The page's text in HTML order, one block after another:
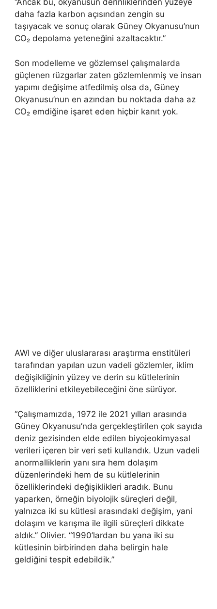
“Ancak bu, okyanusun derinliklerinden yüzeye
daha fazla karbon açısından zengin su
taşıyacak ve sonuç olarak Güney Okyanusu’nun
CO₂ depolama yeteneğini azaltacaktır.”
Son modelleme ve gözlemsel çalışmalarda
güçlenen rüzgarlar zaten gözlemlenmiş ve insan
yapımı değişime atfedilmiş olsa da, Güney
Okyanusu’nun en azından bu noktada daha az
CO₂ emdiğine işaret eden hiçbir kanıt yok.
AWI ve diğer uluslararası araştırma enstitüleri
tarafından yapılan uzun vadeli gözlemler, iklim
değişikliğinin yüzey ve derin su kütlelerinin
özelliklerini etkileyebileceğini öne sürüyor.
“Çalışmamızda, 1972 ile 2021 yılları arasında
Güney Okyanusu’nda gerçekleştirilen çok sayıda
deniz gezisinden elde edilen biyojeokimyasal
verileri içeren bir veri seti kullandık. Uzun vadeli
anormalliklerin yanı sıra hem dolaşım
düzenlerindeki hem de su kütlelerinin
özelliklerindeki değişiklikleri aradık. Bunu
yaparken, örneğin biyolojik süreçleri değil,
yalnızca iki su kütlesi arasındaki değişim, yani
dolaşım ve karışma ile ilgili süreçleri dikkate
aldık.” Olivier. “1990’lardan bu yana iki su
kütlesinin birbirinden daha belirgin hale
geldiğini tespit edebildik.”